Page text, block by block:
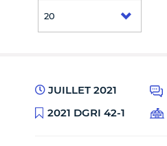
JUILLET 2021
2021 DGRI 42-1